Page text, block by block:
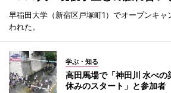
早稲田大学（新宿区戸塚町1）でオープンキ
われた。
学ぶ・知る
高田馬場で「神田川 水べ
休みのスタート」と参加者